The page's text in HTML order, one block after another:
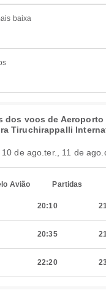
baixa
dos voos de
Tiruchirappalli
de ago.ter., 11 de ago.
Avião Partidas
20:10
20:35
22:20